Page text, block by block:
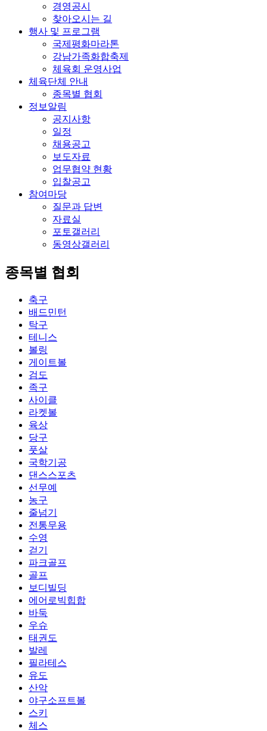
경영공시
찾아오시는 길
행사 및 프로그램
국제평화마라톤
강남가족화합축제
체육회 운영사업
체육단체 안내
종목별 협회
정보알림
공지사항
일정
채용공고
보도자료
업무협약 현황
입찰공고
참여마당
질문과 답변
자료실
포토갤러리
동영상갤러리
종목별 협회
축구
배드민턴
탁구
테니스
볼링
게이트볼
검도
족구
사이클
라켓볼
육상
당구
풋살
국학기공
댄스스포츠
선무예
농구
줄넘기
전통무용
수영
걷기
파크골프
골프
보디빌딩
에어로빅힙합
바둑
우슈
태권도
발레
필라테스
유도
산악
야구소프트볼
스키
체스